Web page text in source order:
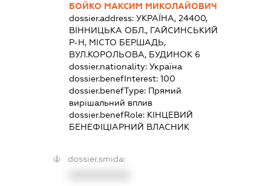
БОЙКО МАКСИМ МИКОЛАЙОВИЧ
dossier.address: УКРАЇНА, 24400,
ВІННИЦЬКА ОБЛ., ГАЙСИНСЬКИЙ
Р-Н, МІСТО БЕРШАДЬ,
ВУЛ.КОРОЛЬОВА, БУДИНОК 6
dossier.nationality: Україна
dossier.benefInterest: 100
dossier.benefType: Прямий
вирішальний вплив
dossier.benefRole: КІНЦЕВИЙ
БЕНЕФІЦІАРНИЙ ВЛАСНИК
dossier.smida: